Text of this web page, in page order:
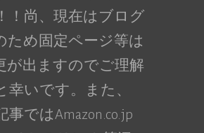
！尚、現在はブログ
ため固定ページ等は
が出ますのでご理解
幸いです。また、
事ではAmazon.co.jp